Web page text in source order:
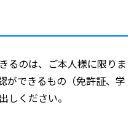
るのは、ご本人様に限りま
ができるもの（免許証、学
しください。